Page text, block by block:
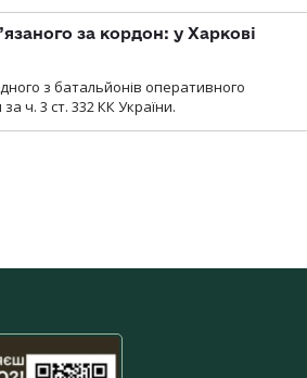
за кордон: у Харкові
з батальйонів оперативного
ч. 3 ст. 332 КК України.